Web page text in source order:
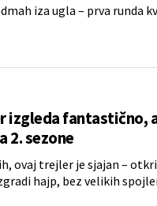
iza ugla – prva runda
izgleda fantastično,
2. sezone
ovaj trejler je sjajan –
hajp, bez velikih